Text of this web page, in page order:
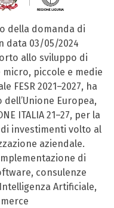
della domanda di
data 03/05/2024
allo sviluppo di
piccole e medie
FESR 2021–2027, ha
Europea,
ITALIA 21–27, per la
investimenti volto al
aziendale.
di
consulenze
Artificiale,